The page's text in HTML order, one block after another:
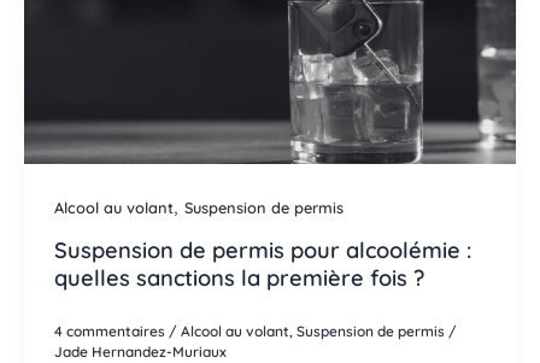
Alcool au volant, Suspension de permis
Suspension de permis pour alcoolémie :
quelles sanctions la première fois ?
4 commentaires / Alcool au volant, Suspension de permis/
Jade Hernandez-Muriaux